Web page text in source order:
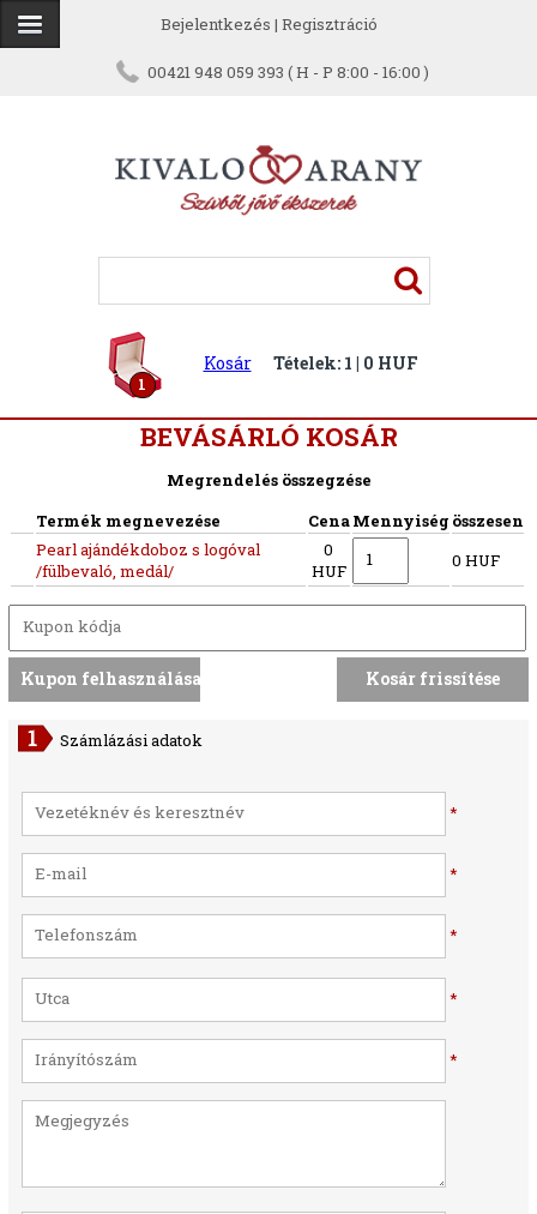
Bejelentkezés | Regisztráció
00421 948 059 393 ( H - P 8:00 - 16:00 )
1
Kosár Tételek: 1 | 0 HUF
BEVÁSÁRLÓ KOSÁR
Megrendelés összegzése
Termék megnevezése
CenaMennyiség összesen
Pearl ajándékdoboz s logóval
/fülbevaló, medál/
0
HUF
0 HUF
Számlázási adatok
*
*
*
*
*